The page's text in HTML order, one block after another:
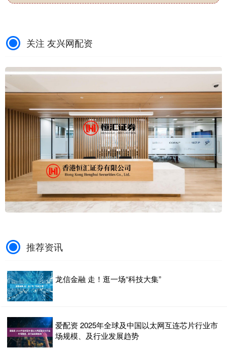
关注 友兴网配资
推荐资讯
龙信金融 走！逛一场“科技大集”
爱配资 2025年全球及中国以太网互连芯片行业市
场规模、及行业发展趋势